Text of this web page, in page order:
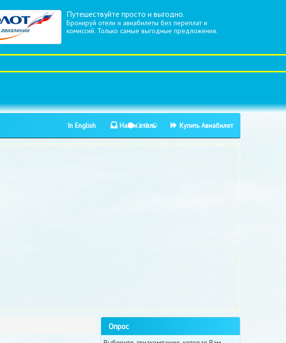
Путешествуйте просто и выгодно.
Бронируй отели и авиабилеты без переплат и
комиссий. Только самые выгодные предложения.
In English Найти отель Купить Авиабилет
Опрос